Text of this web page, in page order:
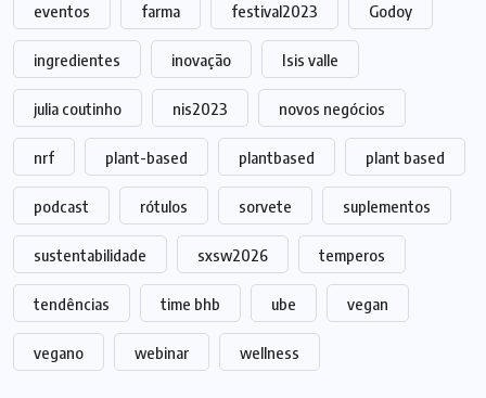
eventos farma festival2023 Godoy
ingredientes inovação Isis valle
julia coutinho nis2023 novos negócios
nrf plant-based plantbased plant based
podcast rótulos sorvete suplementos
sustentabilidade sxsw2026 temperos
tendências time bhb ube vegan
vegano webinar wellness